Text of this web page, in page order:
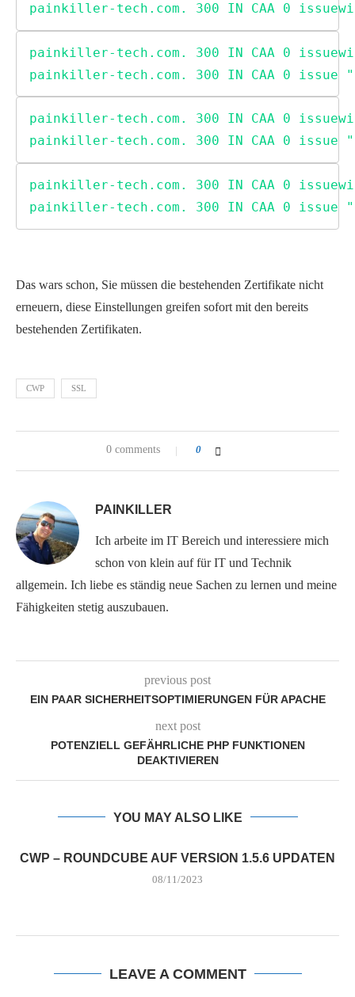
painkiller-tech.com. 300 IN CAA 0
painkiller-tech.com. 300 IN CAA 0
painkiller-tech.com. 300 IN CAA 0 issue
painkiller-tech.com. 300 IN CAA 0
painkiller-tech.com. 300 IN CAA 0 issue
painkiller-tech.com. 300 IN CAA 0
painkiller-tech.com. 300 IN CAA 0 issue
Das wars schon, Sie müssen die bestehenden Zertifikate nicht
erneuern, diese Einstellungen greifen sofort mit den bereits
bestehenden Zertifikaten.
CWP SSL
0 comments 0
PAINKILLER
Ich arbeite im IT Bereich und interessiere mich
schon von klein auf für IT und Technik
allgemein. Ich liebe es ständig neue Sachen zu lernen und meine
Fähigkeiten stetig auszubauen.
previous post
EIN PAAR SICHERHEITSOPTIMIERUNGEN FÜR APACHE
next post
POTENZIELL GEFÄHRLICHE PHP FUNKTIONEN
DEAKTIVIEREN
YOU MAY ALSO LIKE
CWP – ROUNDCUBE AUF VERSION 1.5.6 UPDATEN
08/11/2023
LEAVE A COMMENT